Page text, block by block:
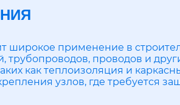
широкое применение в
трубопроводов, проводов и
как теплоизоляция и
узлов, где требуется